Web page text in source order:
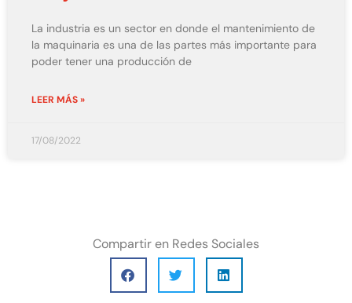
La industria es un sector en donde el mantenimiento de
la maquinaria es una de las partes más importante para
poder tener una producción de
LEER MÁS »
17/08/2022
Compartir en Redes Sociales